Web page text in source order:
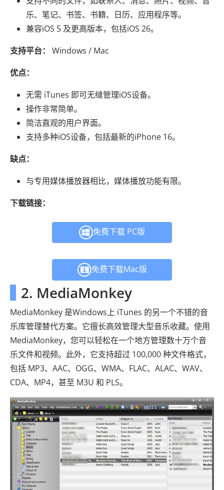
乐、笔记、书签、书籍、日历、应用程序等。
兼容iOS 5 及更高版本，包括iOS 26。
支持平台：
Windows / Mac
优点：
无需 iTunes 即可无缝管理iOS设备。
操作非常简单。
简洁直观的用户界面。
支持多种iOS设备，包括最新的iPhone 16。
缺点：
与专用媒体播放器相比，媒体播放功能有限。
下载链接：
免费下载 PC版
免费下载Mac版
2. MediaMonkey
MediaMonkey 是Windows上 iTunes 的另一个不错的音
乐库管理替代方案。它擅长高效管理大型音乐收藏。使用
MediaMonkey，您可以轻松在一个地方管理数十万个音
乐文件和视频。此外，它支持超过 100,000 种文件格式，
包括 MP3、AAC、OGG、WMA、FLAC、ALAC、WAV、
CDA、MP4，甚至 M3U 和 PLS。